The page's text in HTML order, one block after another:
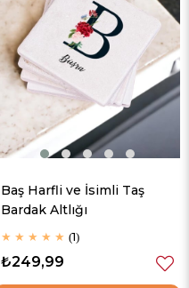
Baş Harfli ve İsimli Taş
Bardak Altlığı
★ ★ ★ ★ ★ 1
₺249,99